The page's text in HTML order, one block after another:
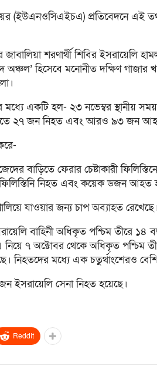
(ইউএনওসিএইচএ) প্রতিবেদনে এই
শরণার্থী শিবির ইসরায়েলি
অঞ্চল’ হিসেবে মনোনীত দক্ষিণ গাজার
একটি হল- ২৩ নভেম্বর স্থানীয়
এতে ২৭ জন নিহত এবং আরও ৯৩ জন
বাড়িতে ফেরার চেষ্টাকারী
নিহত এবং কয়েক ডজন আহত
যাওয়ার জন্য চাপ অব্যাহত রেখেছে।
বাহিনী অধিকৃত পশ্চিম তীরে ১৪
৭ অক্টোবর থেকে অধিকৃত পশ্চিম
নিহতদের মধ্যে এক চতুর্থাংশেরও
ইসরায়েলি সেনা নিহত হয়েছে।
ReddIt